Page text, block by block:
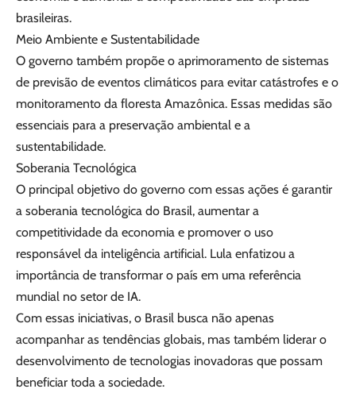
brasileiras.
Meio Ambiente e Sustentabilidade
O governo também propõe o aprimoramento de sistemas
de previsão de eventos climáticos para evitar catástrofes e o
monitoramento da floresta Amazônica. Essas medidas são
essenciais para a preservação ambiental e a
sustentabilidade.
Soberania Tecnológica
O principal objetivo do governo com essas ações é garantir
a soberania tecnológica do Brasil, aumentar a
competitividade da economia e promover o uso
responsável da inteligência artificial. Lula enfatizou a
importância de transformar o país em uma referência
mundial no setor de IA.
Com essas iniciativas, o Brasil busca não apenas
acompanhar as tendências globais, mas também liderar o
desenvolvimento de tecnologias inovadoras que possam
beneficiar toda a sociedade.